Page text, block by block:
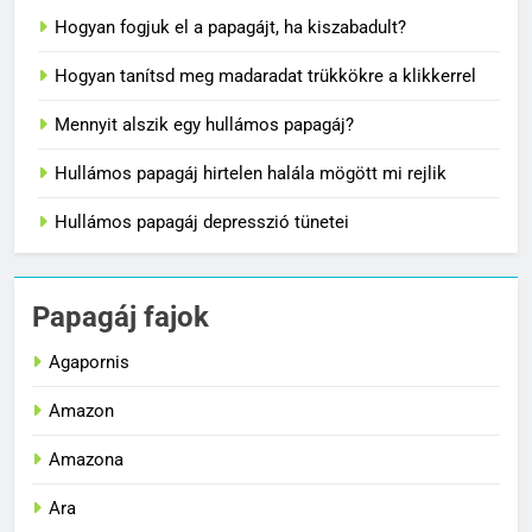
Hogyan fogjuk el a papagájt, ha kiszabadult?
Hogyan tanítsd meg madaradat trükkökre a klikkerrel
Mennyit alszik egy hullámos papagáj?
Hullámos papagáj hirtelen halála mögött mi rejlik
Hullámos papagáj depresszió tünetei
Papagáj fajok
Agapornis
Amazon
Amazona
Ara